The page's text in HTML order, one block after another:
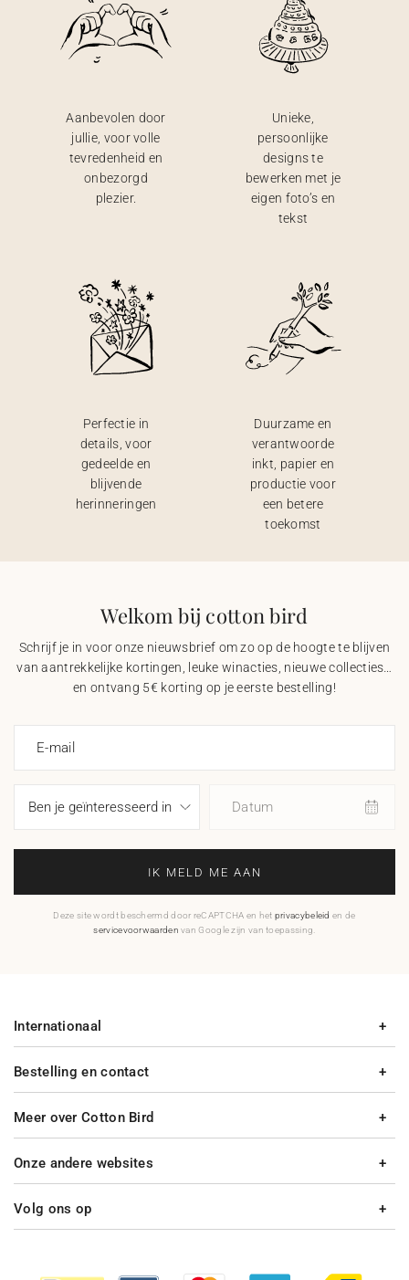
Aanbevolen door
jullie, voor volle
tevredenheid en
onbezorgd
plezier.
Unieke,
persoonlijke
designs te
bewerken met je
eigen foto’s en
tekst
Perfectie in
details, voor
gedeelde en
blijvende
herinneringen
Duurzame en
verantwoorde
inkt, papier en
productie voor
een betere
toekomst
Welkom bij cotton bird
Schrijf je in voor onze nieuwsbrief om zo op de hoogte te blijven
van aantrekkelijke kortingen, leuke winacties, nieuwe collecties…
en ontvang 5€ korting op je eerste bestelling!
E-mail
Datum
IK MELD ME AAN
Deze site wordt beschermd door reCAPTCHA en het privacybeleid en de
servicevoorwaarden van Google zijn van toepassing.
Bestelling en contact
Meer over Cotton Bird
Internationaal
Onze andere websites
Volg ons op